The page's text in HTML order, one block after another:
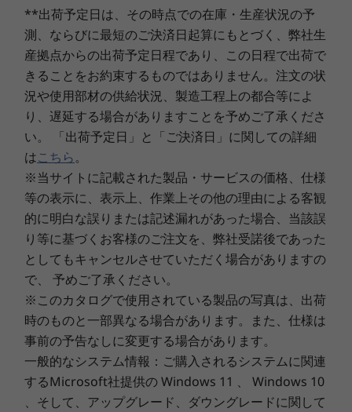
ンスを実現しました。高速なメモリとストレージ
を搭載。ThinkCentre Tiny-in-Oneと組み合わせ
てモジュラーコンセプトによるAll-In-Oneとして
利用可能です。
堅牢なセキリィティー
TCG 2.0に準拠したセキュリティーチップ
（TPM）を搭載。マザーボード上に取り付けられ
たチップに暗号鍵を保持することで、高度なセキ
ュリティーを実現します。さらに Smart USB
ProtectionによりUSBポートからのデータの流出
や、外部からUSBポート経由でシステムやネット
ワークに侵入を防ぐことが可能です。また、盗難
を防止するセキュリティーケーブルにも対応して
います。
※モニターは別売りです。キーボードとマウスは
カスタマイズにて選択可能。
セキュリティ チップ(TPM)
あり(TCG v2.0準拠)
その他のセキュリティ機能
パワーオン パスワード、ハードディスク パスワード(ユー
ザー＆マスター)、アドミニストレーター パスワード、セ
キュリティ キーホール
最大メモリ容量
最大64GB (PC4-23400/PC4-21300 DDR4 SDRAM
SODIMM) 注1
最大搭載メモリ数(スロット数)
最大 2
HDDタイプ
SATA HDD+PCIe NVMe SSD (カスタマイズによる選択)
最大搭載HDD数
2.5型 x 1
-USB 3.1 Gen2
-USB3.1 Gen1 Type-C
- 電源ボタン
-セキュリティスロット
-VGA
-シリアルポート（搭載モデルのみ）
-電源コネクタ
-DisplayPort
**出荷予定日は、その時点での在庫・生産状況の予
測、ならびに最短のご決済日起算にもとづく、弊社生
産拠点からの出荷予定日程であり、この日程で出荷で
きることをお約束するものではありません。注文の状
況や使用部材の供給状況、製造工程上の都合等によ
り、遅延する場合がありますことを予めご了承くださ
い。 「出荷予定日」と「ご決済日」に関しての詳細
はこちら。
※当サイトに記載された製品・サービスの価格、仕様
等の表示に、表示上、作業上その他の理由による客観
的に明白な誤りまたは記述漏れがあった場合、当該誤
り等に基づくお客様のご注文を、弊社受諾後であった
としてもキャンセルさせていただく場合がありますの
で、 予めご了承ください。
※このカタログで使用されている製品の写真は、出荷
時のものと一部異なる場合があります。また、仕様は
事前の予告なしに変更する場合があります。
一般的なシステム情報：ご購入されるシステムに関連
するMicrosoft社提供の Windows 11 、 Windows 10
、そして、アップグレード、ダウングレードに関して